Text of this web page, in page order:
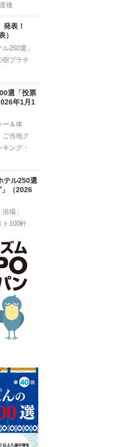
後
表！
）
250選」
宿プラチ
選「投票
年1月1
ー＆体
ご当地グ
ング・
テル250選
」（2026
場」
ト100軒